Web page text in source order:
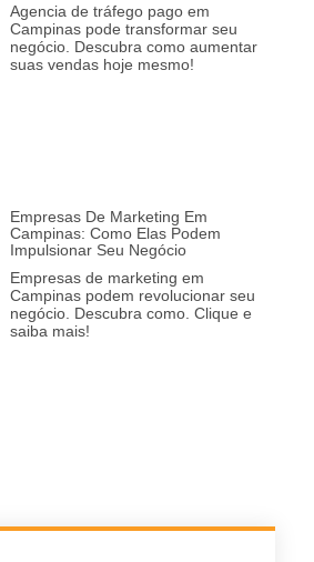
Agencia de tráfego pago em
Campinas pode transformar seu
negócio. Descubra como aumentar
suas vendas hoje mesmo!
Empresas De Marketing Em
Campinas: Como Elas Podem
Impulsionar Seu Negócio
Empresas de marketing em
Campinas podem revolucionar seu
negócio. Descubra como. Clique e
saiba mais!